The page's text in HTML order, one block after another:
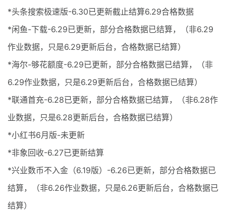
*头条搜索极速版-6.30已更新截止结算6.29合格数据
*闲鱼-下载-6.29已更新，部分合格数据已结算，（非6.29
作业数据，只是6.29更新后台，合格数据已结算）
*海尔-够花额度-6.29已更新，部分合格数据已结算，（非
6.29作业数据，只是6.29更新后台，合格数据已结算）
*联通首充-6.28已更新，部分合格数据已结算，（非6.28作
业数据，只是6.28更新后台，合格数据已结算）
*小红书6月版-未更新
*非象回收-6.27已更新结算
*兴业数币不入金（6.19版）-6.26已更新，部分合格数据已
结算，（非6.26作业数据，只是6.26更新后台，合格数据已
结算）